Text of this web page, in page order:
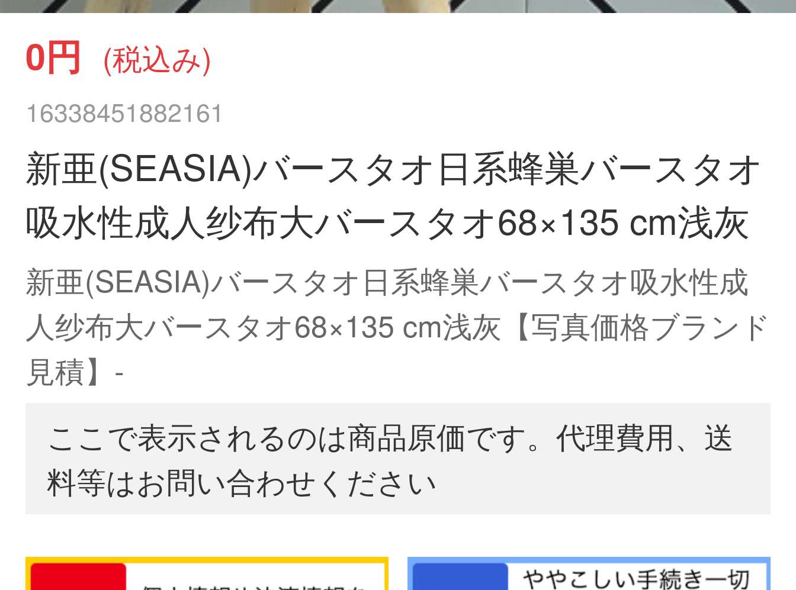
0円 (税込み)
16338451882161
新亜(SEASIA)バースタオ日系蜂巣バースタオ
吸水性成人纱布大バースタオ68×135 cm浅灰
新亜(SEASIA)バースタオ日系蜂巣バースタオ吸水性成
人纱布大バースタオ68×135 cm浅灰【写真価格ブランド
見積】-
ここで表示されるのは商品原価です。代理費用、送
料等はお問い合わせください